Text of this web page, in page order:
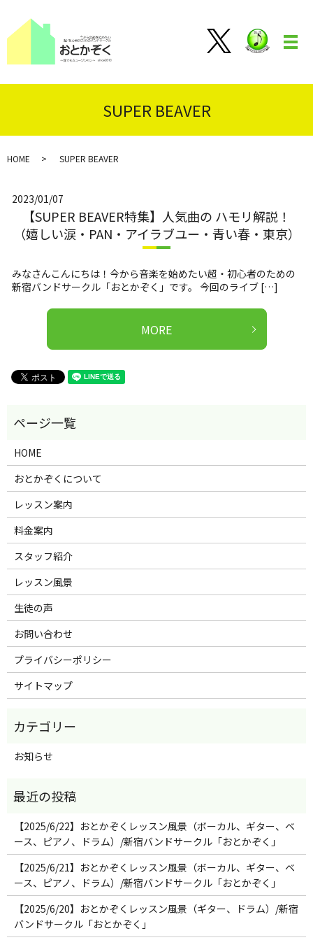
メ
SUPER BEAVER
HOME SUPER BEAVER
2023/01/07
【SUPER BEAVER特集】人気曲の ハモリ解説！
（嬉しい涙・PAN・アイラブユー・青い春・東京）
みなさんこんにちは！今から音楽を始めたい超・初心者のための
新宿バンドサークル「おとかぞく」です。 今回のライブ […]
MORE
HOME
おとかぞくについて
レッスン案内
料金案内
スタッフ紹介
レッスン風景
生徒の声
お問い合わせ
プライバシーポリシー
サイトマップ
お知らせ
【2025/6/22】おとかぞくレッスン風景（ボーカル、ギター、ベ
ース、ピアノ、ドラム）/新宿バンドサークル「おとかぞく」
【2025/6/21】おとかぞくレッスン風景（ボーカル、ギター、ベ
ース、ピアノ、ドラム）/新宿バンドサークル「おとかぞく」
【2025/6/20】おとかぞくレッスン風景（ギター、ドラム）/新宿
バンドサークル「おとかぞく」